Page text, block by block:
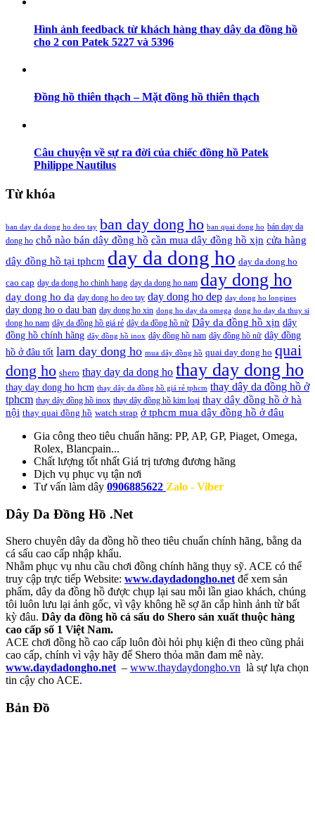
Hình ảnh feedback từ khách hàng thay dây da đồng hồ
cho 2 con Patek 5227 và 5396
Đồng hồ thiên thạch – Mặt đồng hồ thiên thạch
Câu chuyện về sự ra đời của chiếc đồng hồ Patek
Philippe Nautilus
Từ khóa
ban day da dong ho deo tay ban day dong ho ban quai dong ho bán day da
dong ho chỗ nào bán dây đồng hồ cần mua dây đồng hồ xịn cửa hàng
dây đồng hồ tại tphcm day da dong ho day da dong ho
cao cap day da dong ho chinh hang day da dong ho nam day dong ho
day dong ho da day dong ho deo tay day dong ho dep day dong ho longines
day dong ho o dau ban day dong ho xin dong ho day da omega dong ho day da thuy si
dong ho nam dây da đồng hồ giá rẻ dây da đồng hồ nữ Dây da đồng hồ xịn dây
đồng hồ chính hãng dây đồng hồ inox dây đồng hồ nam dây đồng hồ nữ dây đồng
hồ ở đâu tốt lam day dong ho mua dây đồng hồ quai day dong ho quai
dong ho shero thay day da dong ho thay day dong ho
thay day dong ho hcm thay dây da đồng hồ giá rẻ tphcm thay dây da đồng hồ ở
tphcm thay dây đồng hồ inox thay dây đồng hồ kim loại thay dây đồng hồ ở hà
nội thay quai đồng hồ watch strap ở tphcm mua dây đồng hồ ở đâu
Gia công theo tiêu chuẩn hãng: PP, AP, GP, Piaget, Omega,
Rolex, Blancpain...
Chất lượng tốt nhất Giá trị tương đương hãng
Dịch vụ phục vụ tận nơi
Tư vấn làm dây 0906885622 Zalo - Viber
Dây Da Đồng Hồ .Net
Shero chuyên dây da đồng hồ theo tiêu chuẩn chính hãng, bằng da
cá sấu cao cấp nhập khẩu.
Nhằm phục vụ nhu cầu chơi đồng chính hãng thụy sỹ. ACE có thể
truy cập trực tiếp Website: www.daydadongho.net để xem sản
phẩm, dây da đồng hồ được chụp lại sau mỗi lần giao khách, chúng
tôi luôn lưu lại ảnh gốc, vì vậy không hề sợ ăn cắp hình ảnh từ bất
kỳ đâu. Dây da đồng hồ cá sấu do Shero sản xuất thuộc hàng
cao cấp số 1 Việt Nam.
ACE chơi đồng hồ cao cấp luôn đòi hỏi phụ kiện đi theo cũng phải
cao cấp, chính vì vậy hãy để Shero thỏa mãn đam mê này.
www.daydadongho.net – www.thaydaydongho.vn là sự lựa chọn
tin cậy cho ACE.
Bản Đồ